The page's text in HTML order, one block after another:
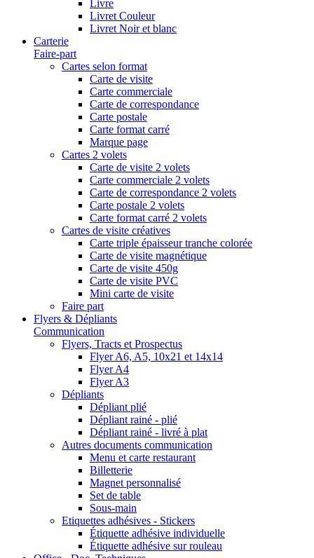
Livre
Livret Couleur
Livret Noir et blanc
Carterie
Faire-part
Cartes selon format
Carte de visite
Carte commerciale
Carte de correspondance
Carte postale
Carte format carré
Marque page
Cartes 2 volets
Carte de visite 2 volets
Carte commerciale 2 volets
Carte de correspondance 2 volets
Carte postale 2 volets
Carte format carré 2 volets
Cartes de visite créatives
Carte triple épaisseur tranche colorée
Carte de visite magnétique
Carte de visite 450g
Carte de visite PVC
Mini carte de visite
Faire part
Flyers & Dépliants
Communication
Flyers, Tracts et Prospectus
Flyer A6, A5, 10x21 et 14x14
Flyer A4
Flyer A3
Dépliants
Dépliant plié
Dépliant rainé - plié
Dépliant rainé - livré à plat
Autres documents communication
Menu et carte restaurant
Billetterie
Magnet personnalisé
Set de table
Sous-main
Etiquettes adhésives - Stickers
Étiquette adhésive individuelle
Étiquette adhésive sur rouleau